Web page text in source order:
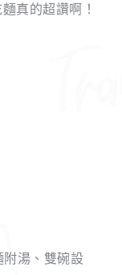
真的超讚啊！
湯、雙碗設